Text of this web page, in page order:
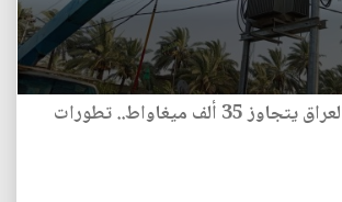
عجز الكهرباء في العراق يتجاوز 35 ألف ميغاواط.. تطورات